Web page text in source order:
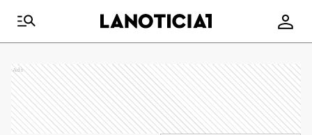
Ads